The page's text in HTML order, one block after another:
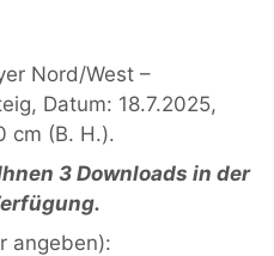
Nord/West –
Datum: 18.7.2025,
cm (B. H.).
3 Downloads in der
angeben):